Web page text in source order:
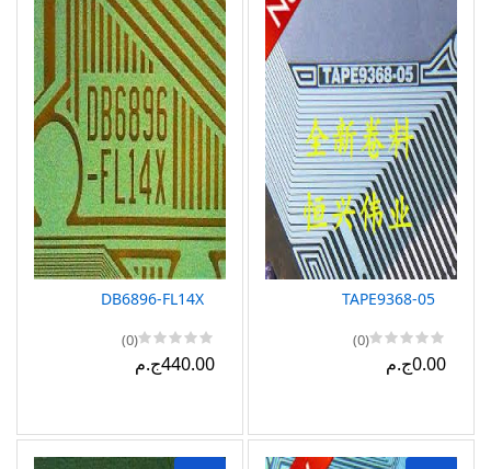
TAPE9368-05
(0)
0.00ج.م
DB6896-FL14X
(0)
440.00ج.م